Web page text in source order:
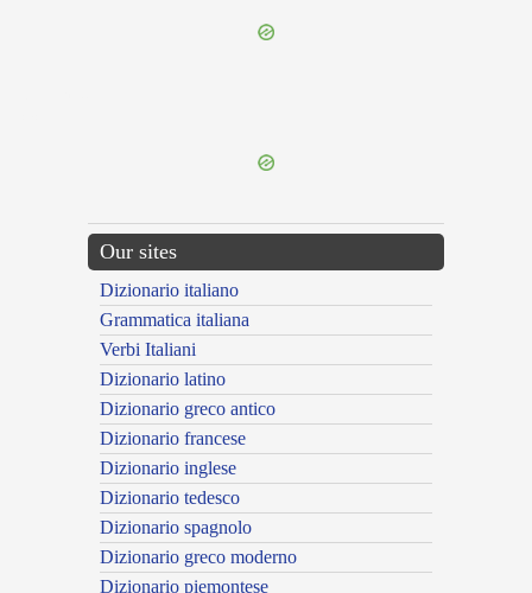
Our sites
Dizionario italiano
Grammatica italiana
Verbi Italiani
Dizionario latino
Dizionario greco antico
Dizionario francese
Dizionario inglese
Dizionario tedesco
Dizionario spagnolo
Dizionario greco moderno
Dizionario piemontese